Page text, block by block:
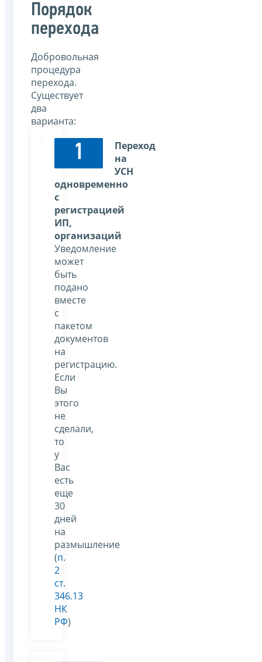
Порядок
перехода
Добровольная
процедура
перехода.
Существует
два
варианта:
1
Переход
на
УСН
одновременно
с
регистрацией
ИП,
организаций
Уведомление
может
быть
подано
вместе
с
пакетом
документов
на
регистрацию.
Если
Вы
этого
не
сделали,
то
у
Вас
есть
еще
30
дней
на
размышление
(п.
2
ст.
346.13
НК
РФ)